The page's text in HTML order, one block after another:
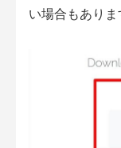
い場合もありま